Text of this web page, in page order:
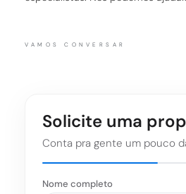
VAMOS CONVERSAR
Solicite uma
Conta pra gente um pouco
Nome completo